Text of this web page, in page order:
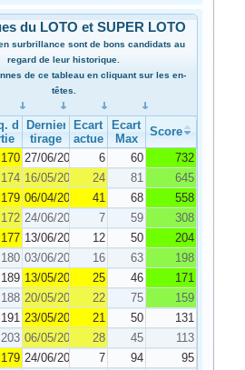
du LOTO et SUPER LOTO
surbrillance sont de bons candidats au
regard de leur historique.
de ce tableau en cliquant sur les en-
têtes.
de
Dernier
tirage
Ecart
actuel
Ecart
Max
Score
170 27/06/2020 6 60
732
174 16/05/2020 24 81
645
179 06/04/2020 41 68
558
172 24/06/2020 7 59
308
177 13/06/2020 12 50
204
180 03/06/2020 16 63
198
189 13/05/2020 25 46
171
188 20/05/2020 22 75
159
191 23/05/2020 21 50
131
203 06/05/2020 28 45
113
179 24/06/2020 7 94
95